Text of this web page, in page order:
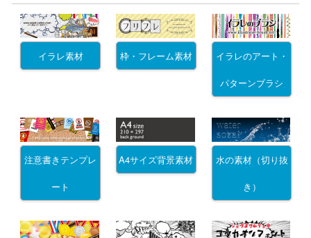
イラレ素材 枠・フレーム素材 イラレのアート・
パターンブラシ
注意書きテンプレ
ート
A4サイズ背景素材 水の素材（切り抜
き）